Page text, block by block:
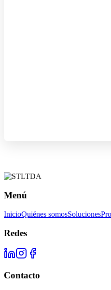
Menú
InicioQuiénes somosSoluciones
Redes
Contacto